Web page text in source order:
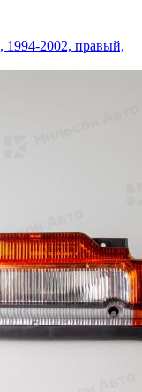
2002, правый,